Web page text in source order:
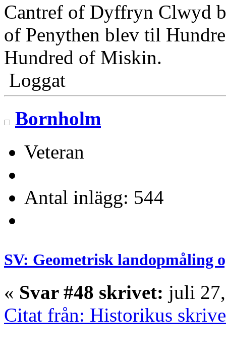
Cantref of Dyffryn Clwyd
of Penythen blev til
Hundred of Miskin.
Loggat
Bornholm
Veteran
Antal inlägg: 544
SV: Geometrisk landopmåling
« Svar #48 skrivet: juli
Citat från: Historikus